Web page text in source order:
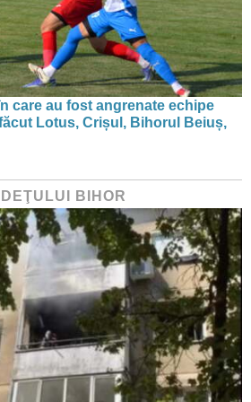
care au fost angrenate echipe
Lotus, Crișul, Bihorul Beiuș,
BIHOR